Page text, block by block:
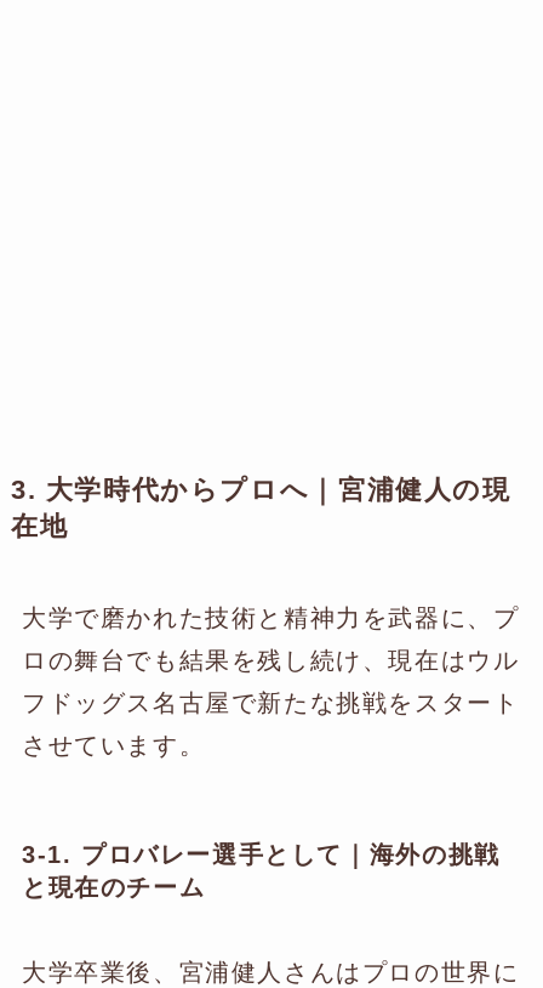
3. 大学時代からプロへ｜宮浦健人の現
在地
大学で磨かれた技術と精神力を武器に、プ
ロの舞台でも結果を残し続け、現在はウル
フドッグス名古屋で新たな挑戦をスタート
させています。
3-1. プロバレー選手として｜海外の挑戦
と現在のチーム
大学卒業後、宮浦健人さんはプロの世界に